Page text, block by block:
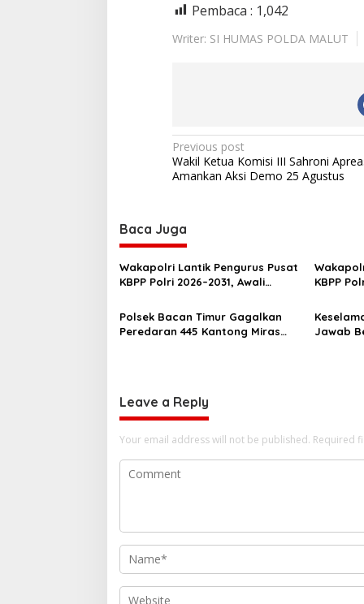
Pembaca : 1,042
Writer: SI HUMAS POLDA MALUT
P
o
n
a
v
i
g
i
o
n
Previous post
Wakil Ketua Komisi III Sahroni
Amankan Aksi Demo 25 Agustus
Baca Juga
Wakapolri Lantik Pengurus Pusat
KBPP Polri 2026–2031, Awali
KBPP
Polsek Bacan Timur Gagalkan
Peredaran 445 Kantong Miras
Jawab
Leave a Reply
Your email address will not be published. Required